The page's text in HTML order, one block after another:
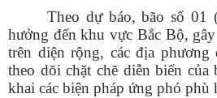
Theo dự báo, bão số 01
hưởng đến khu vực Bắc Bộ,
trên diện rộng, các địa phương
theo dõi chặt chẽ diễn biến của
khai các biện pháp ứng phó phù